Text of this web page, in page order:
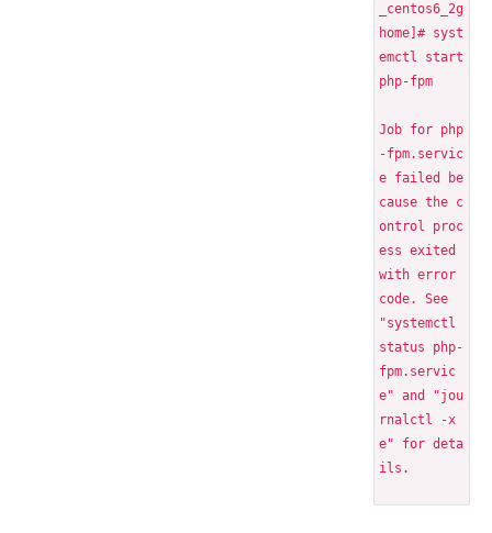
_centos6_2g
home]# syst
emctl start
php-fpm
Job for php
-fpm.servic
e failed be
cause the c
ontrol proc
ess exited
with error
code. See
"systemctl
status php-
fpm.servic
e" and "jou
rnalctl -x
e" for deta
ils.